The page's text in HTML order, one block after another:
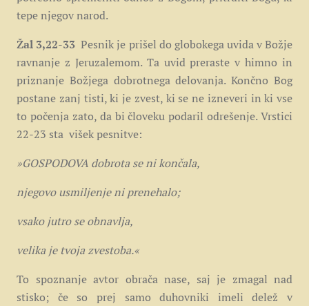
tepe njegov narod.
Žal 3,22-33Pesnik je prišel do globokega uvida v Božje
ravnanje z Jeruzalemom. Ta uvid preraste v himno in
priznanje Božjega dobrotnega delovanja. Končno Bog
postane zanj tisti, ki je zvest, ki se ne izneveri in ki vse
to počenja zato, da bi človeku podaril odrešenje. Vrstici
22-23 sta višek pesnitve:
»GOSPODOVA dobrota se ni končala,
njegovo usmiljenje ni prenehalo;
vsako jutro se obnavlja,
velika je tvoja zvestoba.«
To spoznanje avtor obrača nase, saj je zmagal nad
stisko; če so prej samo duhovniki imeli delež v